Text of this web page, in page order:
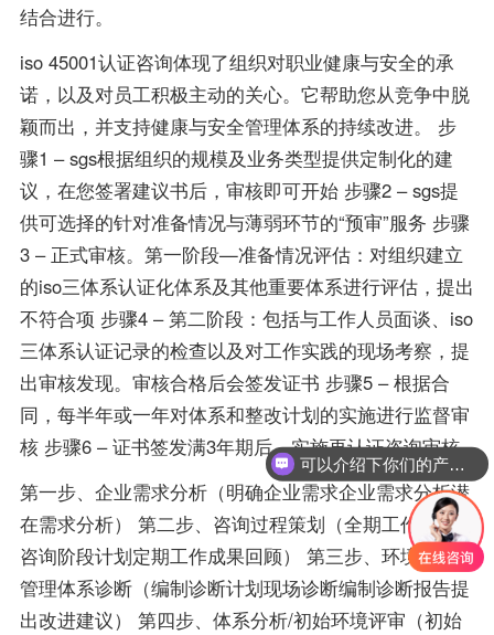
结合进行。
iso 45001认证咨询体现了组织对职业健康与安全的承
诺，以及对员工积极主动的关心。它帮助您从竞争中脱
颖而出，并支持健康与安全管理体系的持续改进。 步
骤1 – sgs根据组织的规模及业务类型提供定制化的建
议，在您签署建议书后，审核即可开始 步骤2 – sgs提
供可选择的针对准备情况与薄弱环节的“预审”服务 步骤
3 – 正式审核。第一阶段—准备情况评估：对组织建立
的iso三体系认证化体系及其他重要体系进行评估，提出
不符合项 步骤4 – 第二阶段：包括与工作人员面谈、iso
三体系认证记录的检查以及对工作实践的现场考察，提
出审核发现。审核合格后会签发证书 步骤5 – 根据合
同，每半年或一年对体系和整改计划的实施进行监督审
核 步骤6 – 证书签发满3年期后，实施再认证咨询审核
第一步、企业需求分析（明确企业需求企业需求分析潜
在需求分析） 第二步、咨询过程策划（全期工作计划
咨询阶段计划定期工作成果回顾） 第三步、环境/安全
管理体系诊断（编制诊断计划现场诊断编制诊断报告提
出改进建议） 第四步、体系分析/初始环境评审（初始
可以介绍下你们的产品么？
你们是怎么收费的呢？